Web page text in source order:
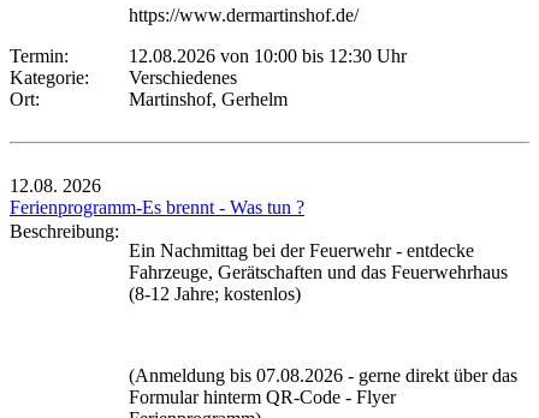
https://www.dermartinshof.de/
Termin:
12.08.2026 von 10:00 bis 12:30 Uhr
Kategorie:
Verschiedenes
Ort:
Martinshof, Gerhelm
12.08. 2026
Ferienprogramm-Es brennt - Was tun ?
Beschreibung:
Ein Nachmittag bei der Feuerwehr - entdecke
Fahrzeuge, Gerätschaften und das Feuerwehrhaus
(8-12 Jahre; kostenlos)
(Anmeldung bis 07.08.2026 - gerne direkt über das
Formular hinterm QR-Code - Flyer